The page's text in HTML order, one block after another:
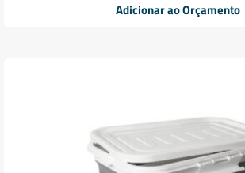
Adicionar ao Orçamento